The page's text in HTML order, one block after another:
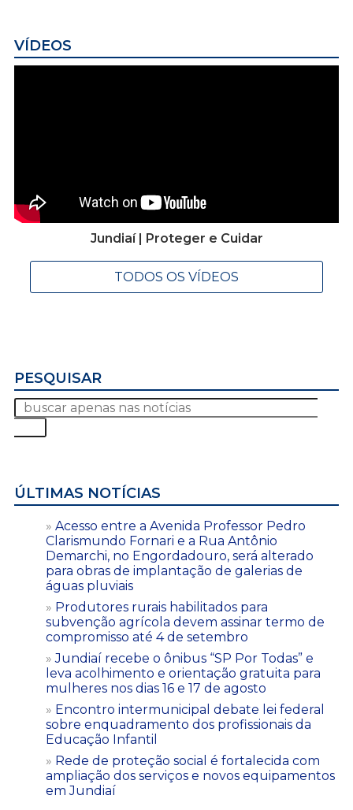
VÍDEOS
Jundiaí | Proteger e Cuidar
TODOS OS VÍDEOS
PESQUISAR
ÚLTIMAS NOTÍCIAS
Acesso entre a Avenida Professor Pedro
Clarismundo Fornari e a Rua Antônio
Demarchi, no Engordadouro, será alterado
para obras de implantação de galerias de
águas pluviais
Produtores rurais habilitados para
subvenção agrícola devem assinar termo de
compromisso até 4 de setembro
Jundiaí recebe o ônibus “SP Por Todas” e
leva acolhimento e orientação gratuita para
mulheres nos dias 16 e 17 de agosto
Encontro intermunicipal debate lei federal
sobre enquadramento dos profissionais da
Educação Infantil
Rede de proteção social é fortalecida com
ampliação dos serviços e novos equipamentos
em Jundiaí